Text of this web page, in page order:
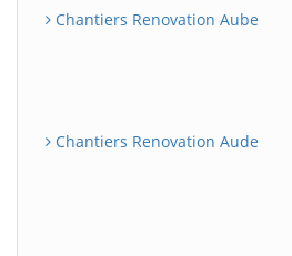
Chantiers Renovation Aube
Chantiers Renovation Aude